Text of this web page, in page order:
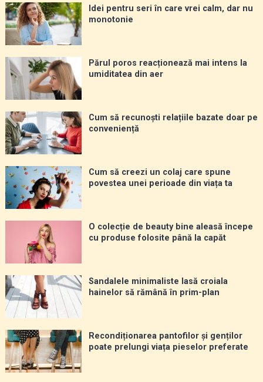
Idei pentru seri în care vrei calm, dar nu
monotonie
Părul poros reacționează mai intens la
umiditatea din aer
Cum să recunoști relațiile bazate doar pe
conveniență
Cum să creezi un colaj care spune
povestea unei perioade din viața ta
O colecție de beauty bine aleasă începe
cu produse folosite până la capăt
Sandalele minimaliste lasă croiala
hainelor să rămână în prim-plan
Recondiționarea pantofilor și genților
poate prelungi viața pieselor preferate